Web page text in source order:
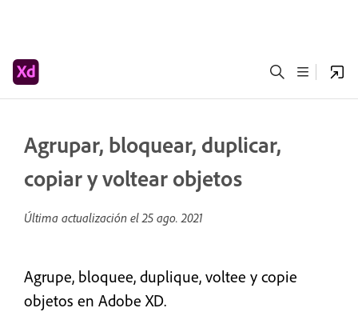
Agrupar, bloquear, duplicar,
copiar y voltear objetos
Última actualización el25 ago. 2021
Agrupe, bloquee, duplique, voltee y copie
objetos en Adobe XD.